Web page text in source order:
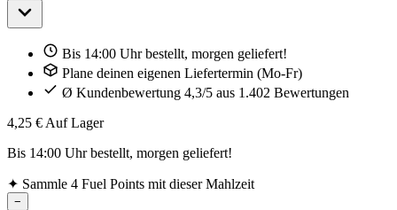
Bis 14:00 Uhr bestellt, morgen geliefert!
Plane deinen eigenen Liefertermin (Mo-Fr)
Ø Kundenbewertung 4,3/5 aus 1.402 Bewertungen
4,25 € Auf Lager
Bis 14:00 Uhr bestellt, morgen geliefert!
✦ Sammle 4 Fuel Points mit dieser Mahlzeit
−